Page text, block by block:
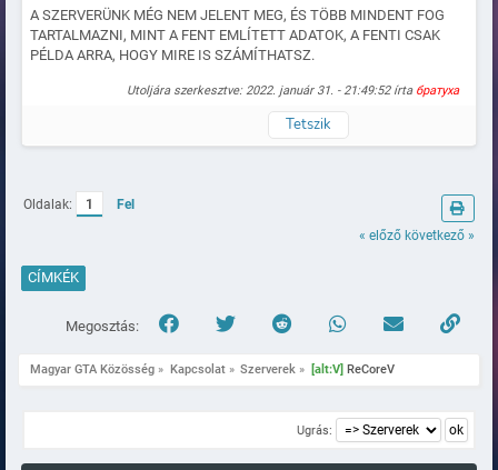
A SZERVERÜNK MÉG NEM JELENT MEG, ÉS TÖBB MINDENT FOG
TARTALMAZNI, MINT A FENT EMLÍTETT ADATOK, A FENTI CSAK
PÉLDA ARRA, HOGY MIRE IS SZÁMÍTHATSZ.
Utoljára szerkesztve: 2022. január 31. - 21:49:52 írta братуха
Tetszik
Oldalak: 1
Fel
« előző következő »
CÍMKÉK
Megosztás:
Magyar GTA Közösség » Kapcsolat » Szerverek » [alt:V] ReCoreV
Ugrás: